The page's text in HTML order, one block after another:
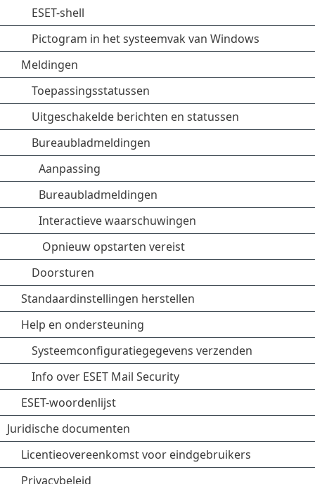
ESET-shell
Pictogram in het systeemvak van Windows
Meldingen
Toepassingsstatussen
Uitgeschakelde berichten en statussen
Bureaubladmeldingen
Aanpassing
Bureaubladmeldingen
Interactieve waarschuwingen
Opnieuw opstarten vereist
Doorsturen
Standaardinstellingen herstellen
Help en ondersteuning
Systeemconfiguratiegegevens verzenden
Info over ESET Mail Security
ESET-woordenlijst
Juridische documenten
Licentieovereenkomst voor eindgebruikers
Privacybeleid